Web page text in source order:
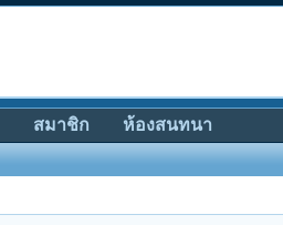
สมาชิก ห้องสนทนา